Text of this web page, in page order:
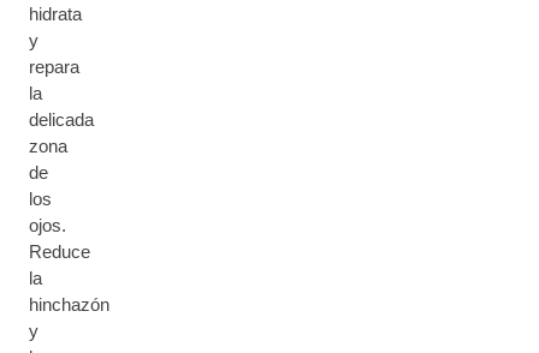
hidrata
y
repara
la
delicada
zona
de
los
ojos.
Reduce
la
hinchazón
y